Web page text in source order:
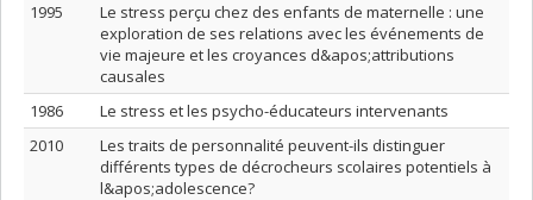
1995
Le stress perçu chez des enfants de maternelle : une
exploration de ses relations avec les événements de
vie majeure et les croyances d&apos;attributions
causales
1986
Le stress et les psycho-éducateurs intervenants
2010
Les traits de personnalité peuvent-ils distinguer
différents types de décrocheurs scolaires potentiels à
l&apos;adolescence?